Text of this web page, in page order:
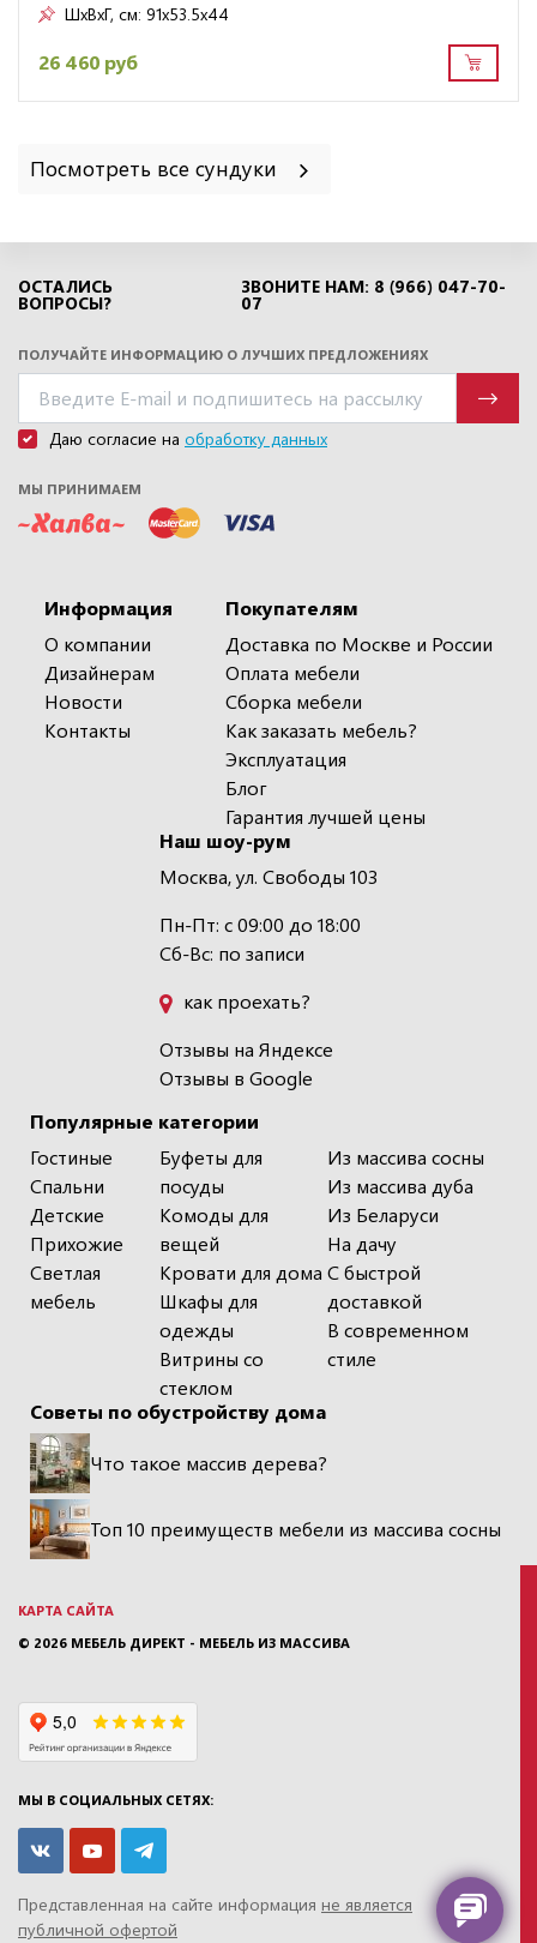
ШxВxГ, см: 91x53.5x44
26 460 руб
Посмотреть все сундуки
ОСТАЛИСЬ
ВОПРОСЫ?
ЗВОНИТЕ НАМ: 8 (966) 047-70-
07
ПОЛУЧАЙТЕ ИНФОРМАЦИЮ О ЛУЧШИХ ПРЕДЛОЖЕНИЯХ
Даю согласие на обработку данных
МЫ ПРИНИМАЕМ
Информация
О компании
Дизайнерам
Новости
Контакты
Популярные категории
Гостиные
Спальни
Детские
Прихожие
Светлая
мебель
Буфеты для
посуды
Комоды для
вещей
Кровати для дома
Шкафы для
одежды
Витрины со
стеклом
Из массива сосны
Из массива дуба
Из Беларуси
На дачу
С быстрой
доставкой
В современном
стиле
Покупателям
Доставка по Москве и России
Оплата мебели
Сборка мебели
Как заказать мебель?
Эксплуатация
Блог
Гарантия лучшей цены
Наш шоу-рум
Москва, ул. Свободы 103
Пн-Пт: с 09:00 до 18:00
Сб-Вс: по записи
как проехать?
Отзывы на Яндексе
Отзывы в Google
Советы по обустройству дома
Что такое массив дерева?
Топ 10 преимуществ мебели из массива сосны
КАРТА САЙТА
© 2026 МЕБЕЛЬ ДИРЕКТ - МЕБЕЛЬ ИЗ МАССИВА
МЫ В СОЦИАЛЬНЫХ СЕТЯХ:
Представленная на сайте информация не является
публичной офертой